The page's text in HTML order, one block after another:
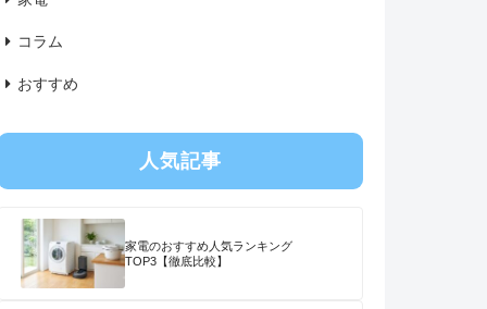
コラム
おすすめ
人気記事
家電のおすすめ人気ランキング
TOP3【徹底比較】